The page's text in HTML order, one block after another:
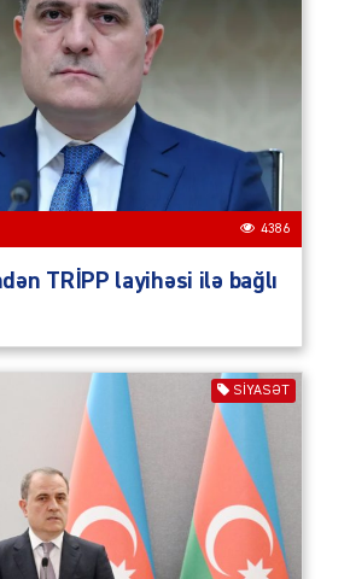
4386
TRİPP layihəsi ilə bağlı
SIYASƏT